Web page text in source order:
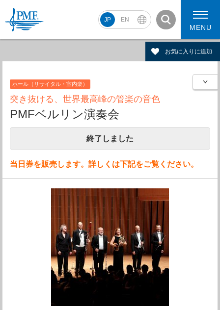
JP EN
PMF2026 スケジュール
PMF2026 アーティスト
MENU
お気に入りに追加
ホール（リサイタル・室内楽）
突き抜ける、世界最高峰の管楽の音色
PMFベルリン演奏会
終了しました
当日券を販売します。詳しくは下記をご覧ください。